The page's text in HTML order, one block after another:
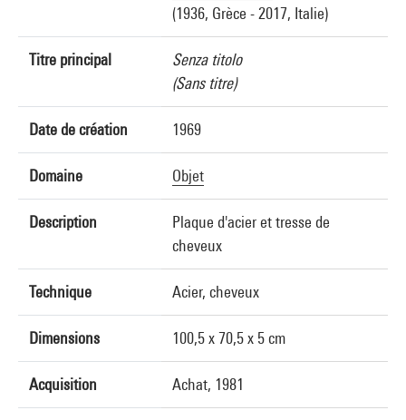
(1936, Grèce - 2017, Italie)
Titre principal
Senza titolo
(Sans titre)
Date de création 1969
Domaine Objet
Description
Plaque d'acier et tresse de
cheveux
Technique Acier, cheveux
Dimensions 100,5 x 70,5 x 5 cm
Acquisition Achat, 1981